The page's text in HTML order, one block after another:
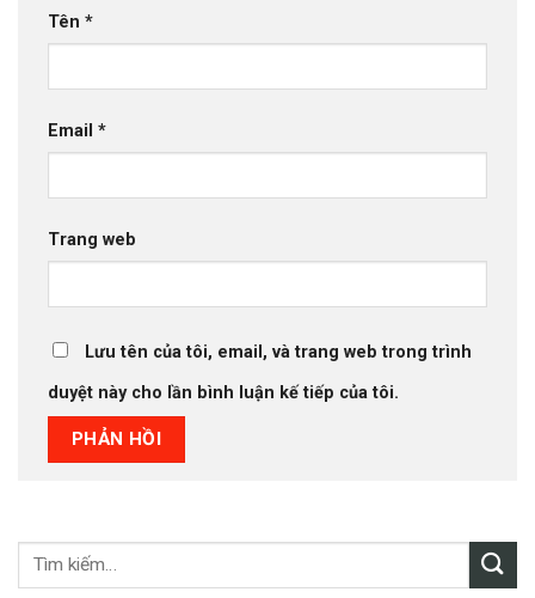
Tên *
Email *
Trang web
Lưu tên của tôi, email, và trang web trong trình
duyệt này cho lần bình luận kế tiếp của tôi.